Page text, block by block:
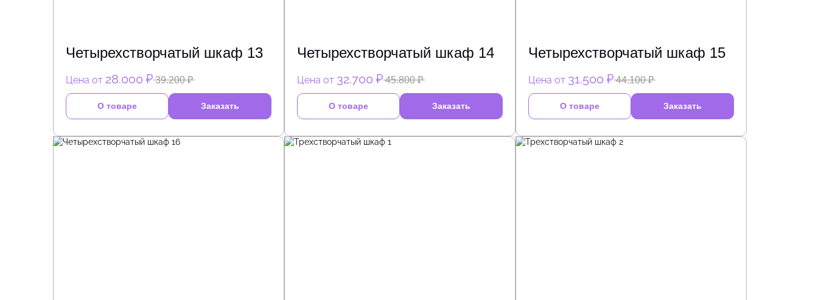
Четырехстворчатый шкаф 13
Цена от 28.000 ₽ 39.200 ₽
О товаре Заказать
Четырехстворчатый шкаф 14
Цена от 32.700 ₽ 45.800 ₽
О товаре Заказать
Четырехстворчатый шкаф 15
Цена от 31.500 ₽ 44.100 ₽
О товаре Заказать